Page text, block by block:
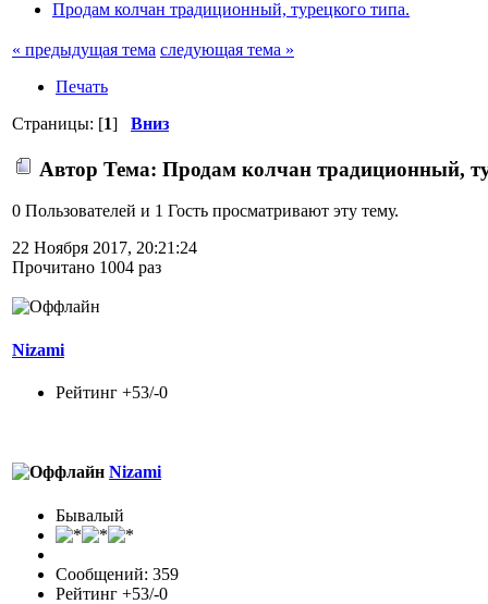
Продам колчан традиционный, турецкого типа.
« предыдущая тема следующая тема »
Печать
Страницы: [1] Вниз
Автор Тема: Продам колчан традиционный,
0 Пользователей и 1 Гость просматривают эту тему.
22 Ноября 2017, 20:21:24
Прочитано 1004 раз
Nizami
Рейтинг +53/-0
Nizami
Бывалый
Сообщений: 359
Рейтинг +53/-0